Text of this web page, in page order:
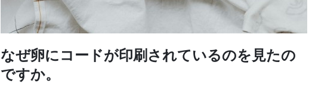
なぜ卵にコードが印刷されているのを見たの
ですか。